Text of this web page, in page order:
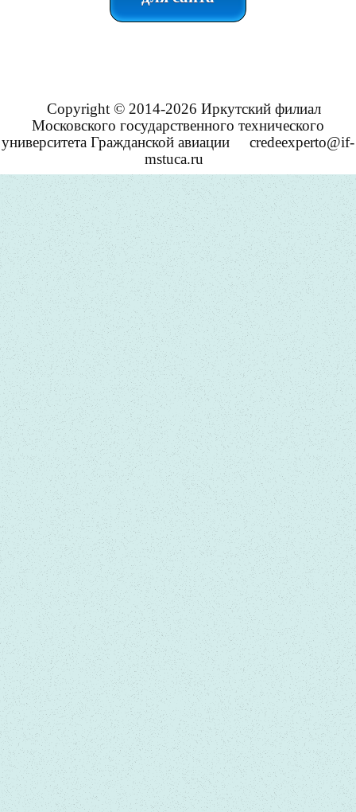
Copyright © 2014-2026 Иркутский филиал
Московского государственного технического
университета Гражданской авиации
credeexperto@if-
mstuca.ru